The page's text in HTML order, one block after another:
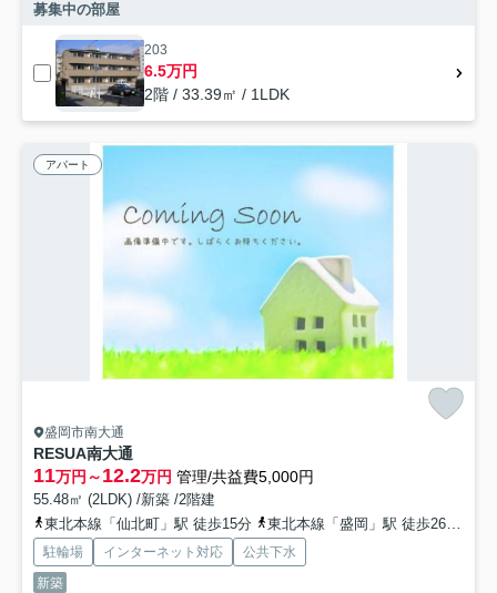
募集中の部屋
203
6.5万円
2階 / 33.39㎡ / 1LDK
アパート
盛岡市南大通
RESUA南大通
11万円～12.2万円 管理/共益費5,000円
55.48㎡ (2LDK) /新築 /2階建
東北本線「仙北町」駅 徒歩15分
東北本線「盛岡」駅 徒歩26分
駐輪場 インターネット対応
公共下水
新築